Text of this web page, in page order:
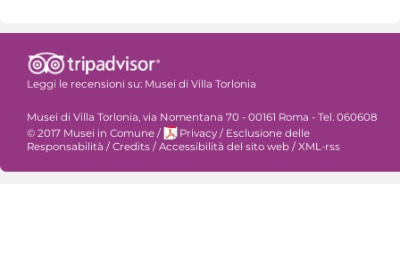
Leggi le recensioni su: Musei di Villa Torlonia
Musei di Villa Torlonia, via Nomentana 70 - 00161 Roma - Tel. 060608
© 2017 Musei in Comune / Privacy / Esclusione delle
Responsabilità / Credits / Accessibilità del sito web / XML-rss